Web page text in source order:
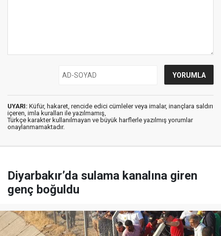
UYARI: Küfür, hakaret, rencide edici cümleler veya imalar, inançlara saldırı
içeren, imla kuralları ile yazılmamış,
Türkçe karakter kullanılmayan ve büyük harflerle yazılmış yorumlar
onaylanmamaktadır.
Diyarbakır’da sulama kanalına giren
genç boğuldu